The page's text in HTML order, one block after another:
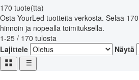
170 tuote(tta)
Osta YourLed tuotteita verkosta. Selaa
hinnoin ja nopealla toimituksella.
1-25 / 170 tulosta
Lajittele
Näytä